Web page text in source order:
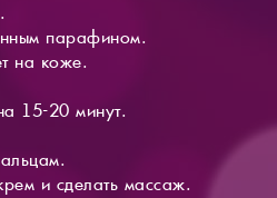
парафином.
на коже.
15-20 минут.
и сделать массаж.